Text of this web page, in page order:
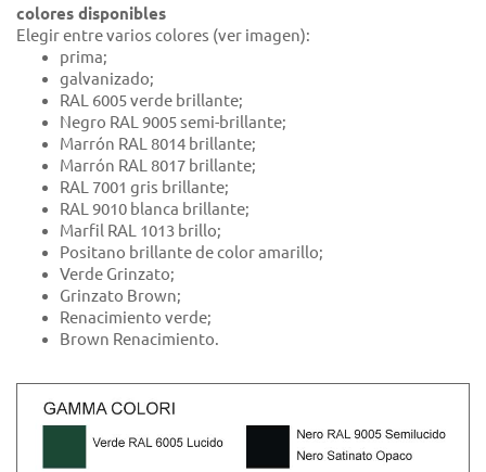
colores disponibles
Elegir entre varios colores (ver imagen):
prima;
galvanizado;
RAL 6005 verde brillante;
Negro RAL 9005 semi-brillante;
Marrón RAL 8014 brillante;
Marrón RAL 8017 brillante;
RAL 7001 gris brillante;
RAL 9010 blanca brillante;
Marfil RAL 1013 brillo;
Positano brillante de color amarillo;
Verde Grinzato;
Grinzato Brown;
Renacimiento verde;
Brown Renacimiento.